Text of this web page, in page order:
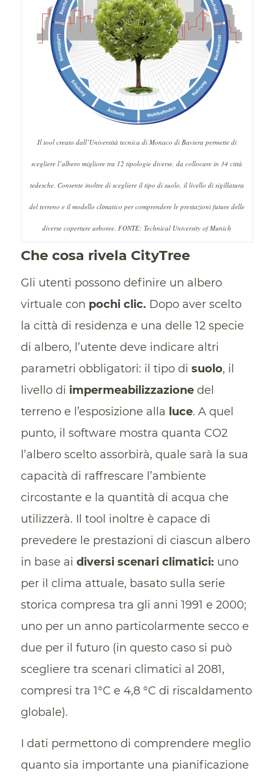
Il tool creato dall’Università tecnica di Monaco di Baviera permette di
scegliere l’albero migliore tra 12 tipologie diverse, da collocare in 34 città
tedesche. Consente inoltre di scegliere il tipo di suolo, il livello di sigillatura
del terreno e il modello climatico per comprendere le prestazioni future delle
diverse coperture arboree. FONTE: Technical University of Munich
Che cosa rivela CityTree
Gli utenti possono definire un albero
virtuale con pochi clic. Dopo aver scelto
la città di residenza e una delle 12 specie
di albero, l’utente deve indicare altri
parametri obbligatori: il tipo di suolo, il
livello di impermeabilizzazionedel
terreno e l’esposizione alla luce. A quel
punto, il software mostra quanta CO2
l’albero scelto assorbirà, quale sarà la sua
capacità di raffrescare l’ambiente
circostante e la quantità di acqua che
utilizzerà. Il tool inoltre è capace di
prevedere le prestazioni di ciascun albero
in base ai diversi scenari climatici: uno
per il clima attuale, basato sulla serie
storica compresa tra gli anni 1991 e 2000;
uno per un anno particolarmente secco e
due per il futuro (in questo caso si può
scegliere tra scenari climatici al 2081,
compresi tra 1°C e 4,8 °C di riscaldamento
globale).
I dati permettono di comprendere meglio
quanto sia importante una pianificazione